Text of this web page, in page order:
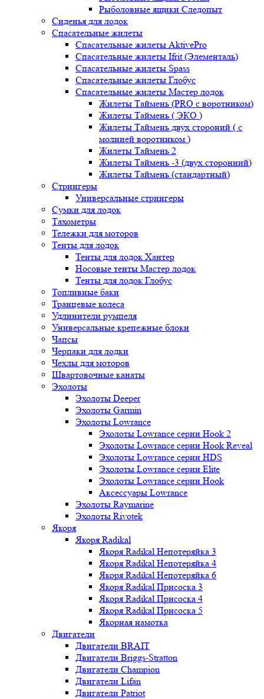
Рыболовные ящики Следопыт
Сиденья для лодок
Спасательные жилеты
Спасательные жилеты AktivePro
Спасательные жилеты Ifrit (Элементаль)
Спасательные жилеты Spass
Спасательные жилеты Глобус
Спасательные жилеты Мастер лодок
Жилеты Таймень (PRO c воротником)
Жилеты Таймень ( ЭКО )
Жилеты Таймень двух стороний ( с
молнией воротником )
Жилеты Таймень 2
Жилеты Таймень -3 (двух.сторонний)
Жилеты Таймень (стандартный)
Стрингеры
Универсальные стрингеры
Сумки для лодок
Тахометры
Тележки для моторов
Тенты для лодок
Тенты для лодок Хантер
Носовые тенты Мастер лодок
Тенты для лодок Глобус
Топливные баки
Транцевые колеса
Удлинители румпеля
Универсальные крепежные блоки
Чапсы
Черпаки для лодки
Чехлы для моторов
Швартовочные канаты
Эхолоты
Эхолоты Deeper
Эхолоты Garmin
Эхолоты Lowrance
Эхолоты Lowrance серии Hook 2
Эхолоты Lowrance серии Hook Reveal
Эхолоты Lowrance серии HDS
Эхолоты Lowrance серии Elite
Эхолоты Lowrance серии Hook
Аксессуары Lowrance
Эхолоты Raymarine
Эхолоты Rivotek
Якоря
Якоря Radikal
Якоря Radikal Непотеряйка 3
Якоря Radikal Непотеряйка 4
Якоря Radikal Непотеряйка 6
Якоря Radikal Присоска 3
Якоря Radikal Присоска 4
Якоря Radikal Присоска 5
Якорная намотка
Двигатели
Двигатели BRAIT
Двигатели Briggs-Stratton
Двигатели Champion
Двигатели Lifan
Двигатели Patriot